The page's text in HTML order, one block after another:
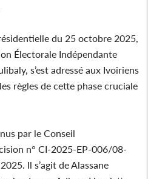
du 25 octobre 2025,
Électorale Indépendante
s’est adressé aux Ivoiriens
règles de cette phase cruciale
par le Conseil
n° CI-2025-EP-006/08-
Il s’agit de Alassane